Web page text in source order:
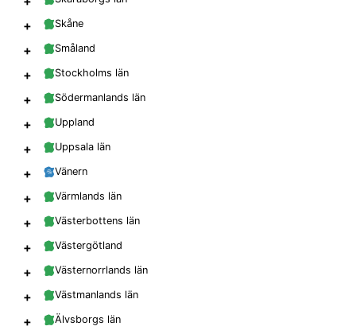
+ Skåne
+ Småland
+ Stockholms län
+ Södermanlands län
+ Uppland
+ Uppsala län
+ Vänern
+ Värmlands län
+ Västerbottens län
+ Västergötland
+ Västernorrlands län
+ Västmanlands län
+ Älvsborgs län